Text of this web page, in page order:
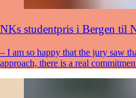
NKs studentpris i Bergen til
– I am so happy that the jury saw
approach, there is a real